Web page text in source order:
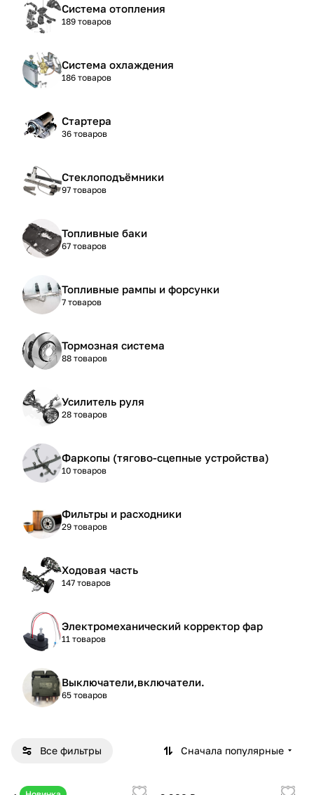
Система отопления
189 товаров
Система охлаждения
186 товаров
Стартера
36 товаров
Стеклоподъёмники
97 товаров
Топливные баки
67 товаров
Топливные рампы и форсунки
7 товаров
Тормозная система
88 товаров
Усилитель руля
28 товаров
Фаркопы (тягово-сцепные устройства)
10 товаров
Фильтры и расходники
29 товаров
Ходовая часть
147 товаров
Электромеханический корректор фар
11 товаров
Выключатели,включатели.
65 товаров
Все фильтры Сначала популярные